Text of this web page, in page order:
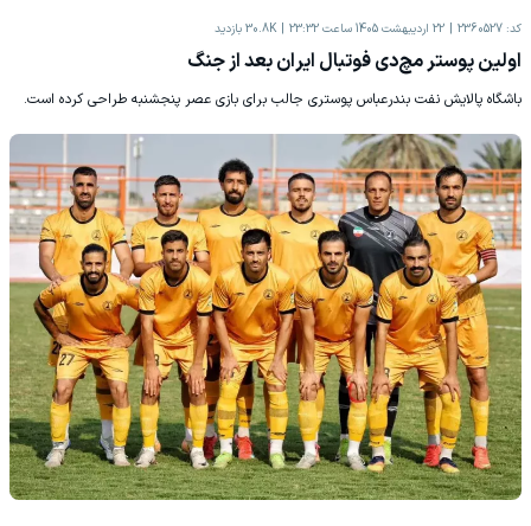
کد: 2360527 22 اردیبهشت 1405 ساعت 23:32 30.8K بازدید
اولین پوستر مچ‌دی فوتبال ایران بعد از جنگ
باشگاه پالایش نفت بندرعباس پوستری جالب برای بازی عصر پنجشنبه طراحی کرده است.